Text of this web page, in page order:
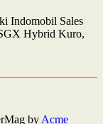
Indomobil Sales
Hybrid Kuro,
by Acme